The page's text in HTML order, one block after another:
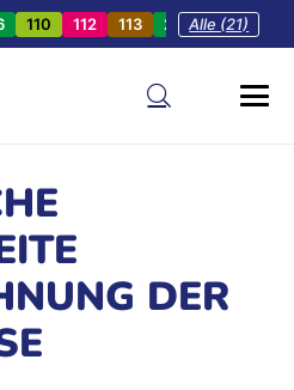
110 112 113 201 202
Alle (21)
DER